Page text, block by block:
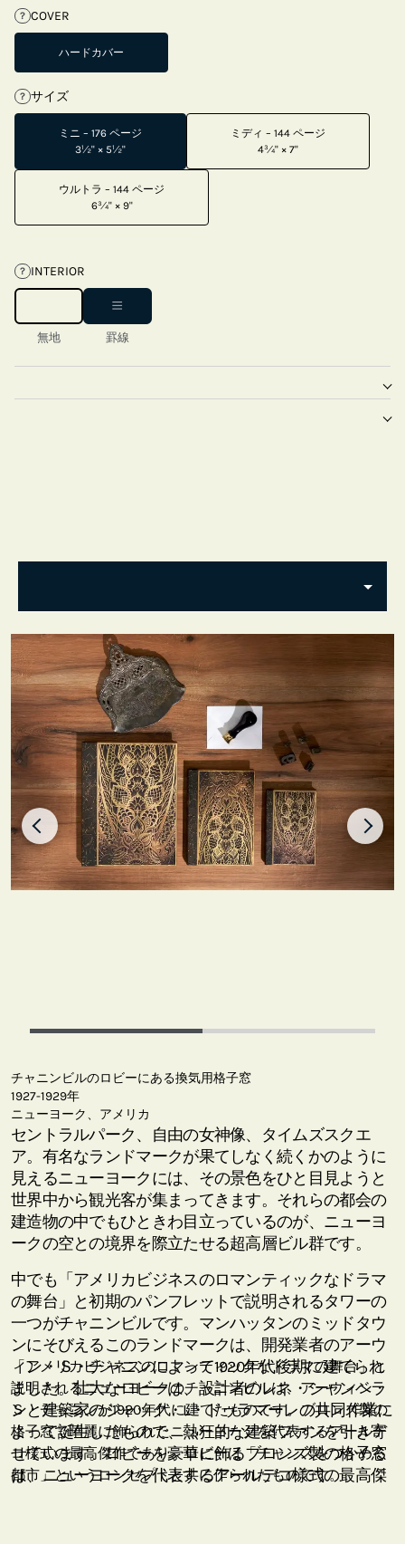
? COVER
ハードカバー
? サイズ
ミニ – 176 ページ
3½" × 5½"
ミディ – 144 ページ
4¾" × 7"
ウルトラ – 144 ページ
6¾" × 9"
? INTERIOR
無地 罫線
チャニンビルのロビーにある換気用格子窓
1927-1929年
ニューヨーク、アメリカ
セントラルパーク、自由の女神像、タイムズスクエ
ア。有名なランドマークが果てしなく続くかのように
見えるニューヨークには、その景色をひと目見ようと
世界中から観光客が集まってきます。それらの都会の
建造物の中でもひときわ目立っているのが、ニューヨ
ークの空との境界を際立たせる超高層ビル群です。
中でも「アメリカビジネスのロマンティックなドラマ
の舞台」と初期のパンフレットで説明されるタワーの
一つがチャニンビルです。マンハッタンのミッドタウ
ンにそびえるこのランドマークは、開発業者のアーウ
ィン・Ｓ・チャニンによって1920年代後期に建てられ
ました。壮大なロビーは、設計者のレネ・シャンベラ
ンと建築家のジャック・L・ドゥラマーレの共同作業に
よって誕生したもので、熱狂的な建築ファンを引き寄
せています。ロビーを豪華に飾るブロンズ製の格子窓
は、ニューヨークを代表するアールデコ様式の最高傑
「アメリカビジネスのロマンティックなドラマの舞台」と
説明されるニューヨークのチャニンビルは、アーウィン・
Ｓ・チャニンが1920年代に建てたものです。ブロンズ製の
格子窓で華麗に飾られたニューヨークを代表するアールデ
コ様式の最高傑作であり、ロビーは「チャンスをつかめる
都市」というコンセプトと共に作られたものです。